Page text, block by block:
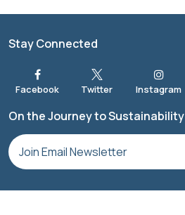
Stay Connected
On the Journey to Sustainability